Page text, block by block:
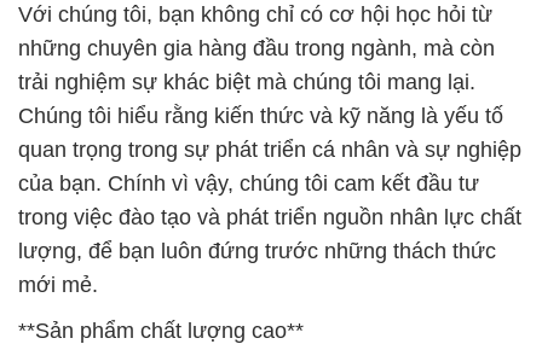
Với chúng tôi, bạn không chỉ có cơ hội học hỏi từ
những chuyên gia hàng đầu trong ngành, mà còn
trải nghiệm sự khác biệt mà chúng tôi mang lại.
Chúng tôi hiểu rằng kiến thức và kỹ năng là yếu tố
quan trọng trong sự phát triển cá nhân và sự nghiệp
của bạn. Chính vì vậy, chúng tôi cam kết đầu tư
trong việc đào tạo và phát triển nguồn nhân lực chất
lượng, để bạn luôn đứng trước những thách thức
mới mẻ.
**Sản phẩm chất lượng cao**